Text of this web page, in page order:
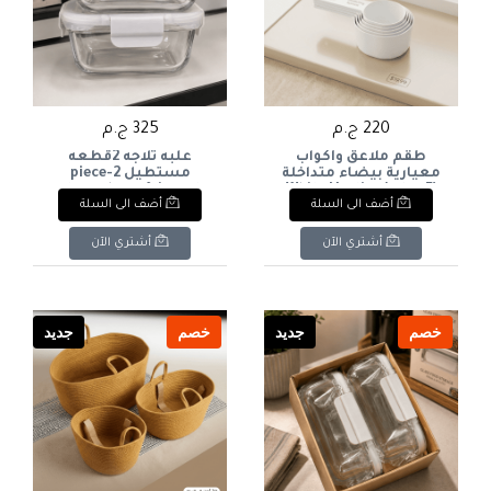
220 ج.م
طقم ملاعق وأكواب
معيارية بيضاء متداخلة
(5 قطع)White Nesting
Measuring Spoons &
Cups Set (5 Pcs)
أضف الى السلة
أشتري الآن
325 ج.م
علبه ثلاجه 2قطعه
مستطيل 2-piece
rectangular refrigerator
box
أضف الى السلة
أشتري الآن
خصم جديد خصم جديد